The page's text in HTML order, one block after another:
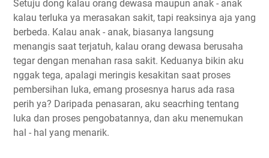
Setuju dong kalau orang dewasa maupun anak - anak
kalau terluka ya merasakan sakit, tapi reaksinya aja yang
berbeda. Kalau anak - anak, biasanya langsung
menangis saat terjatuh, kalau orang dewasa berusaha
tegar dengan menahan rasa sakit. Keduanya bikin aku
nggak tega, apalagi meringis kesakitan saat proses
pembersihan luka, emang prosesnya harus ada rasa
perih ya? Daripada penasaran, aku seacrhing tentang
luka dan proses pengobatannya, dan aku menemukan
hal - hal yang menarik.